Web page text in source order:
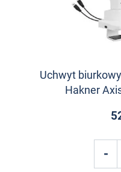
Uchwyt
Hakner